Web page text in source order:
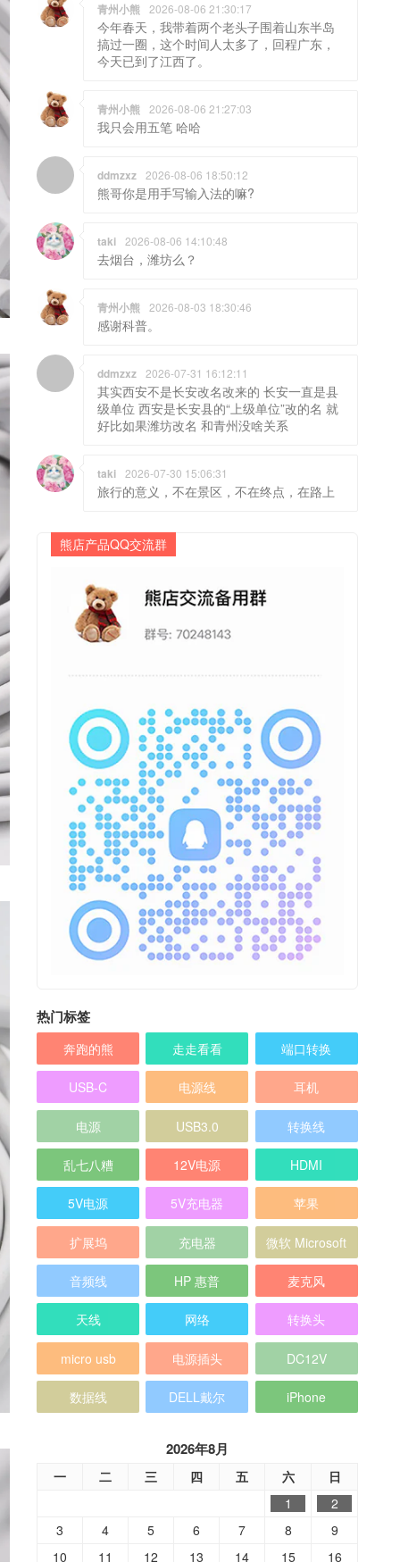
青州小熊 2026-08-06 21:30:17
今年春天，我带着两个老头子围着山东半岛
搞过一圈，这个时间人太多了，回程广东，
今天已到了江西了。
青州小熊 2026-08-06 21:27:03
我只会用五笔 哈哈
ddmzxz 2026-08-06 18:50:12
熊哥你是用手写输入法的嘛?
taki 2026-08-06 14:10:48
去烟台，潍坊么？
青州小熊 2026-08-03 18:30:46
感谢科普。
ddmzxz 2026-07-31 16:12:11
其实西安不是长安改名改来的 长安一直是县
级单位 西安是长安县的“上级单位”改的名 就
好比如果潍坊改名 和青州没啥关系
taki 2026-07-30 15:06:31
旅行的意义，不在景区，不在终点，在路上
熊店产品QQ交流群
热门标签
奔跑的熊 走走看看 端口转换
USB-C 电源线 耳机
电源 USB3.0 转换线
乱七八糟 12V电源 HDMI
5V电源 5V充电器 苹果
扩展坞 充电器 微软 Microsoft
音频线 HP 惠普 麦克风
天线 网络 转换头
micro usb 电源插头 DC12V
数据线 DELL戴尔 iPhone
2026年8月
一 二 三 四 五 六
日
1
2
3
4 5 6 7 8
9
10
11 12 13 14 15 16